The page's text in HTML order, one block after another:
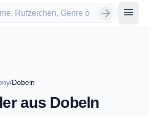
arrow_forward menu
/Dobeln
aus Dobeln